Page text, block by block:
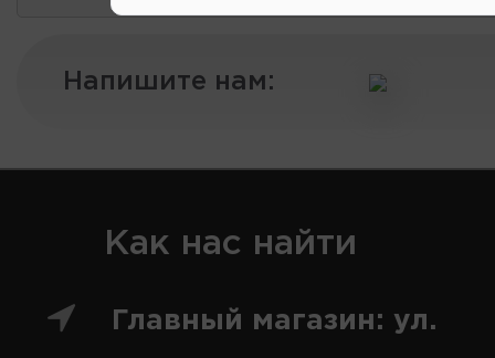
Напишите нам:
Как нас найти
Главный магазин: ул.